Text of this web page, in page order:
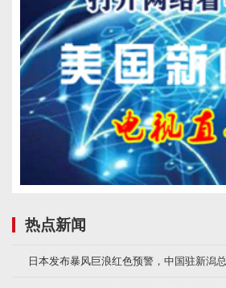
热点新闻
日本发布暴风巨浪红色预警，中国驻新潟